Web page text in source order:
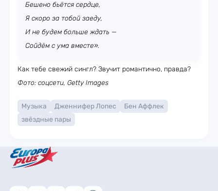
Бешено бьётся сердце,
Я скоро за тобой заеду,
И не будем больше ждать —
Сойдём с ума вместе».
Как тебе свежий сингл? Звучит романтично, правда?
Фото: соцсети, Getty Images
Музыка Дженнифер Лопес
Бен Аффлек
звёздные пары